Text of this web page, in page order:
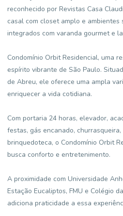
reconhecido por Revistas Casa
casal com closet amplo e ambientes
integrados com varanda gourmet e
Condomínio Orbit Residencial, uma
espírito vibrante de São Paulo.
de Abreu, ele oferece uma ampla
enriquecer a vida cotidiana.
Com portaria 24 horas, elevador,
festas, gás encanado,
brinquedoteca, o Condomínio Orbit
busca conforto e entretenimento.
A proximidade com Universidade
Estação Eucaliptos, FMU e Colégio
adiciona praticidade a essa